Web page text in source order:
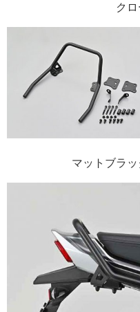
ク
マットブラ